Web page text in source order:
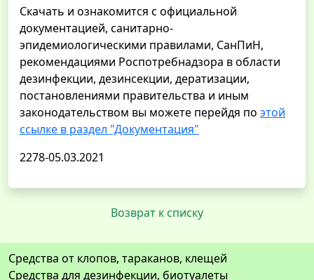
Скачать и ознакомится с официальной
документацией, санитарно-
эпидемиологическими правилами, СанПиН,
рекомендациями Роспотребнадзора в области
дезинфекции, дезинсекции, дератизации,
постановлениями правительства и иным
законодательством вы можете перейдя по этой
ссылке в раздел "Документация"
2278-05.03.2021
Возврат к списку
Средства от клопов, тараканов, клещей
Средства для дезинфекции, биотуалеты